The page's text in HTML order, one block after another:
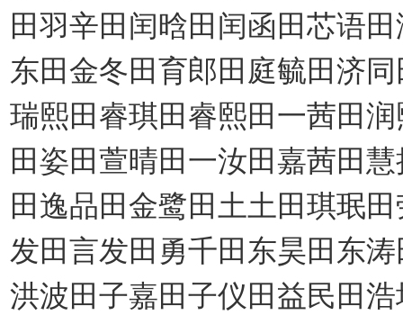
田羽辛田闰晗田闰函田芯语
东田金冬田育郎田庭毓田济
瑞熙田睿琪田睿熙田一茜田
田姿田萱晴田一汝田嘉茜田
田逸品田金鹭田土土田琪珉
发田言发田勇千田东昊田东
洪波田子嘉田子仪田益民田